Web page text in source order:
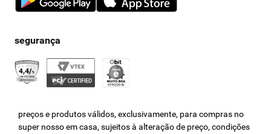
preços e produtos válidos, exclusivamente, para compras no
super nosso em casa, sujeitos à alteração de preço, condições